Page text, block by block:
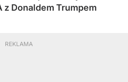
z Donaldem Trumpem